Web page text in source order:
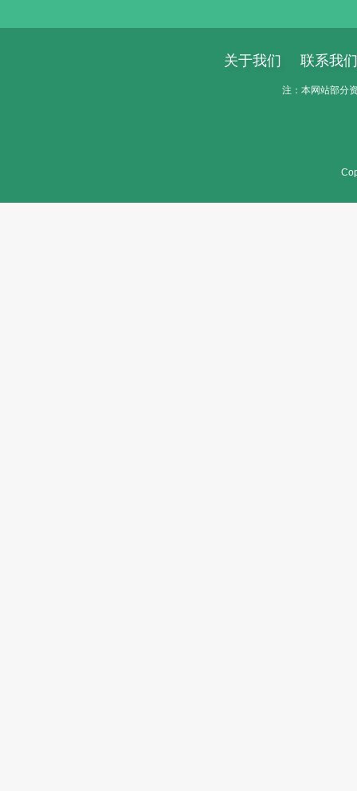
关于我们 联系我们
注：本网站部分